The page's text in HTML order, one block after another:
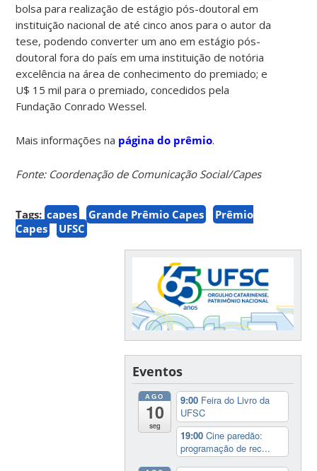
bolsa para realização de estágio pós-doutoral em
instituição nacional de até cinco anos para o autor da
tese, podendo converter um ano em estágio pós-
doutoral fora do país em uma instituição de notória
excelência na área de conhecimento do premiado; e
U$ 15 mil para o premiado, concedidos pela
Fundação Conrado Wessel.
Mais informações na página do prêmio.
Fonte: Coordenação de Comunicação Social/Capes
Tags: capes Grande Prêmio Capes
Prêmio
Capes
UFSC
Eventos
AGO
10
seg
9:00 Feira do Livro da
UFSC
19:00Cine paredão:
programação de rec...